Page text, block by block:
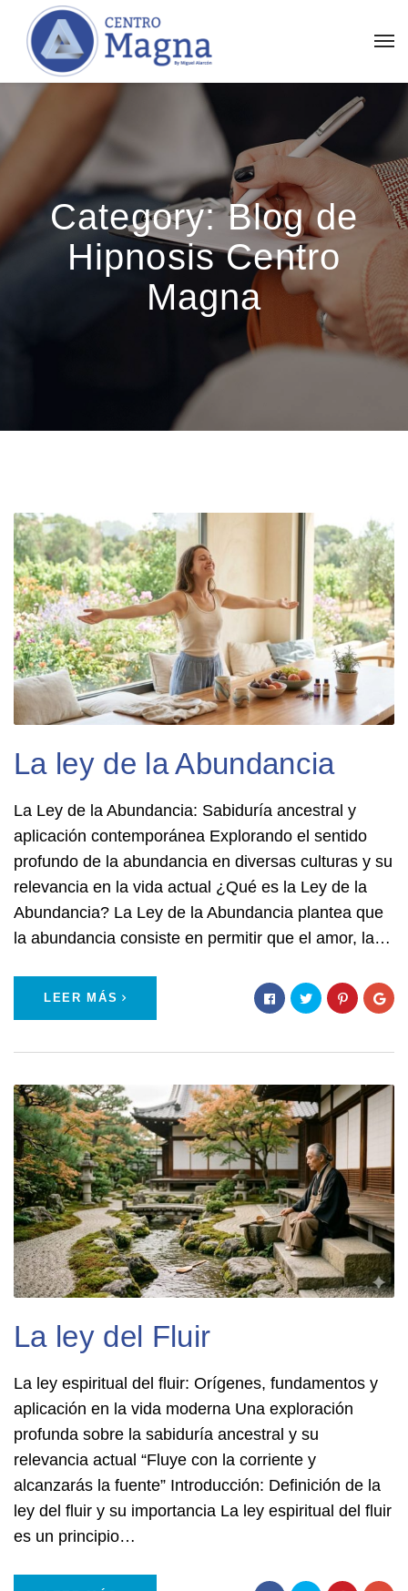
Category:Blog de
Hipnosis Centro
Magna
La ley de la Abundancia
La Ley de la Abundancia: Sabiduría ancestral y
aplicación contemporánea Explorando el sentido
profundo de la abundancia en diversas culturas y su
relevancia en la vida actual ¿Qué es la Ley de la
Abundancia? La Ley de la Abundancia plantea que
la abundancia consiste en permitir que el amor, la…
LEER MÁS
La ley del Fluir
La ley espiritual del fluir: Orígenes, fundamentos y
aplicación en la vida moderna Una exploración
profunda sobre la sabiduría ancestral y su
relevancia actual “Fluye con la corriente y
alcanzarás la fuente” Introducción: Definición de la
ley del fluir y su importancia La ley espiritual del fluir
es un principio…